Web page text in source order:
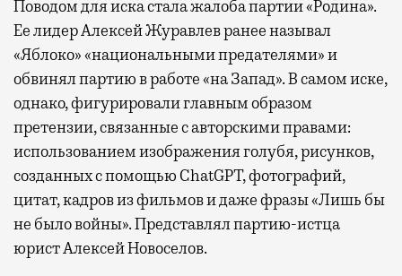
Бизнес-зал становится местом, где можно
провести переговоры, поработать или просто
выпить кофе, наблюдая сквозь панорамные
окна за тем, как взлетают и садятся
самолеты. В Москве нет недостатка
в лаунжах. В аэропортах их обычно
несколько — в разных зонах воздушных
гаваней. На некоторых вокзалах — тоже.
Лаунжи доступны на Ленинградском,
Павелецком, Казанском, Ярославском
и Курском вокзалах.
Поводом для иска стала жалоба партии «Родина».
Ее лидер Алексей Журавлев ранее называл
«Яблоко» «национальными предателями» и
обвинял партию в работе «на Запад». В самом иске,
однако, фигурировали главным образом
претензии, связанные с авторскими правами:
использованием изображения голубя, рисунков,
созданных с помощью ChatGPT, фотографий,
цитат, кадров из фильмов и даже фразы «Лишь бы
не было войны». Представлял партию-истца
юрист Алексей Новоселов.